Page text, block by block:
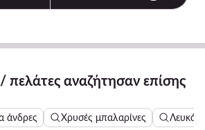
πελάτες αναζήτησαν επίσης
άνδρες Χρυσές μπαλαρίνες Λευκά